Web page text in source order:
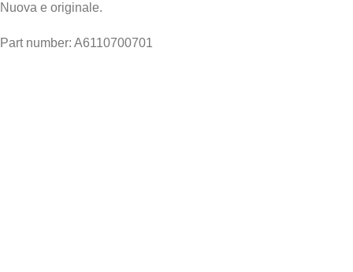
Nuova e originale.
Part number: A6110700701